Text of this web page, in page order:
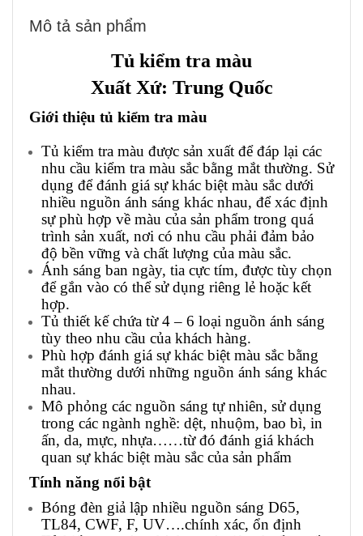
Mô tả sản phẩm
Tủ kiểm tra màu
Xuất Xứ: Trung Quốc
Giới thiệu tủ kiểm tra màu
Tủ kiểm tra màu được sản xuất để đáp lại các
nhu cầu kiểm tra màu sắc bằng mắt thường. Sử
dụng để đánh giá sự khác biệt màu sắc dưới
nhiều nguồn ánh sáng khác nhau, để xác định
sự phù hợp về màu của sản phẩm trong quá
trình sản xuất, nơi có nhu cầu phải đảm bảo
độ bền vững và chất lượng của màu sắc.
Ánh sáng ban ngày, tia cực tím, được tùy chọn
để gắn vào có thể sử dụng riêng lẻ hoặc kết
hợp.
Tủ thiết kế chứa từ 4 – 6 loại nguồn ánh sáng
tùy theo nhu cầu của khách hàng.
Phù hợp đánh giá sự khác biệt màu sắc bằng
mắt thường dưới những nguồn ánh sáng khác
nhau.
Mô phỏng các nguồn sáng tự nhiên, sử dụng
trong các ngành nghề: dệt, nhuộm, bao bì, in
ấn, da, mực, nhựa……từ đó đánh giá khách
quan sự khác biệt màu sắc của sản phẩm
Tính năng nổi bật
Bóng đèn giả lập nhiều nguồn sáng D65,
TL84, CWF, F, UV….chính xác, ổn định